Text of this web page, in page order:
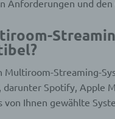
Anforderungen und
Multiroom-Streaming-
darunter Spotify, Apple
von Ihnen gewählte